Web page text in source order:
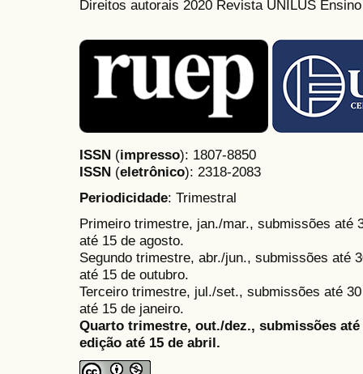
Direitos autorais 2020 Revista UNILUS
ISSN (impresso): 1807-8850
ISSN (eletrônico): 2318-2083
Periodicidade: Trimestral
Primeiro trimestre, jan./mar., submissões até
até 15 de agosto.
Segundo trimestre, abr./jun., submissões até
até 15 de outubro.
Terceiro trimestre, jul./set., submissões até
até 15 de janeiro.
Quarto trimestre, out./dez., submissões
edição até 15 de abril.